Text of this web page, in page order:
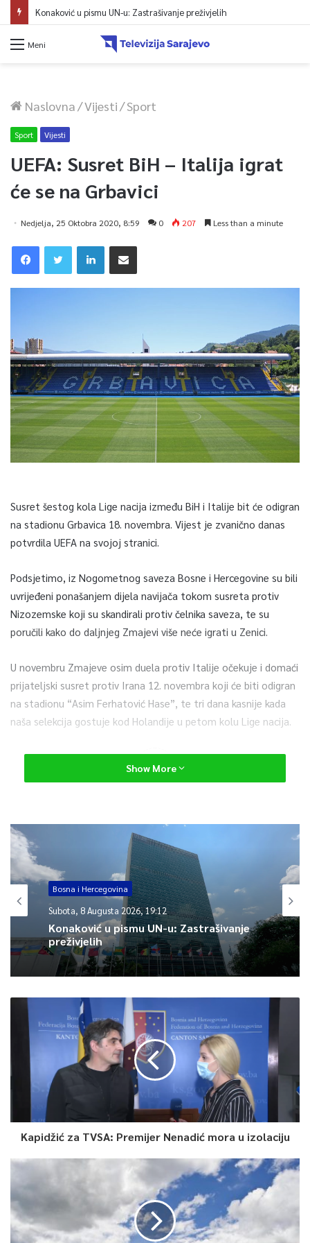
Konaković u pismu UN-u: Zastrašivanje preživjelih
Meni
Naslovna/Vijesti/Sport
Sport Vijesti
UEFA: Susret BiH – Italija igrat
će se na Grbavici
Nedjelja, 25 Oktobra 2020, 8:59 0 207 Less than a minute
Susret šestog kola Lige nacija između BiH i Italije bit će odigran
na stadionu Grbavica 18. novembra. Vijest je zvanično danas
potvrdila UEFA na svojoj stranici.
Podsjetimo, iz Nogometnog saveza Bosne i Hercegovine su bili
uvrijeđeni ponašanjem dijela navijača tokom susreta protiv
Nizozemske koji su skandirali protiv čelnika saveza, te su
poručili kako do daljnjeg Zmajevi više neće igrati u Zenici.
U novembru Zmajeve osim duela protiv Italije očekuje i domaći
prijateljski susret protiv Irana 12. novembra koji će biti odigran
na stadionu “Asim Ferhatović Hase”, te tri dana kasnije kada
naša selekcija gostuje kod Holandije u petom kolu Lige nacija.
0
Show More
Bosna i Hercegovina
Subota, 8 Augusta 2026, 19:12
Konaković u pismu UN-u: Zastrašivanje
preživjelih
Kapidžić za TVSA: Premijer Nenadić mora u izolaciju